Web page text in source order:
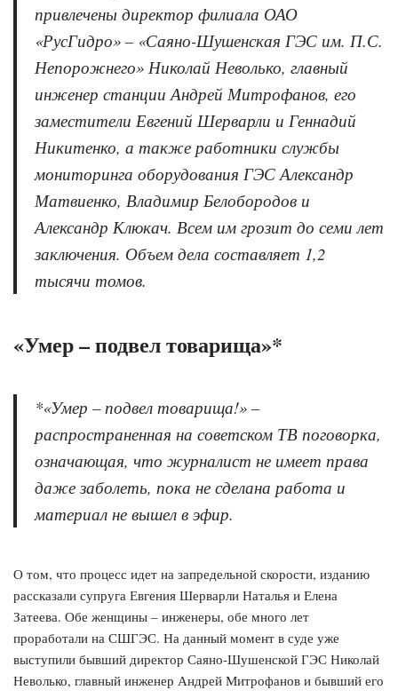
привлечены директор филиала ОАО
«РусГидро» – «Саяно-Шушенская ГЭС им. П.С.
Непорожнего» Николай Неволько, главный
инженер станции Андрей Митрофанов, его
заместители Евгений Шерварли и Геннадий
Никитенко, а также работники службы
мониторинга оборудования ГЭС Александр
Матвиенко, Владимир Белобородов и
Александр Клюкач. Всем им грозит до семи лет
заключения. Объем дела составляет 1,2
тысячи томов.
«Умер – подвел товарища»*
*«Умер – подвел товарища!» –
распространенная на советском ТВ поговорка,
означающая, что журналист не имеет права
даже заболеть, пока не сделана работа и
материал не вышел в эфир.
О том, что процесс идет на запредельной скорости, изданию
рассказали супруга Евгения Шерварли Наталья и Елена
Затеева. Обе женщины – инженеры, обе много лет
проработали на СШГЭС. На данный момент в суде уже
выступили бывший директор Саяно-Шушенской ГЭС Николай
Неволько, главный инженер Андрей Митрофанов и бывший его